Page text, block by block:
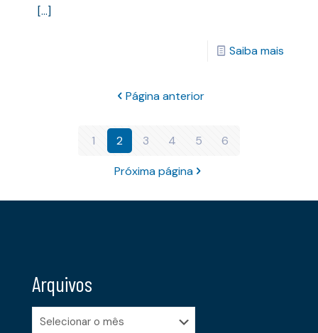
[…]
Saiba mais
Página anterior
1 2 3 4 5 6
Próxima página
Arquivos
Arquivos